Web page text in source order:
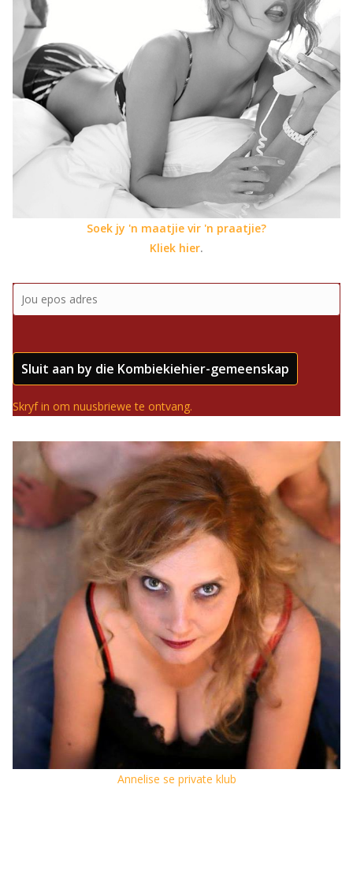
Soek jy 'n maatjie vir 'n praatjie?
Kliek hier.
Sluit aan by die Kombiekiehier-gemeenskap
Skryf in om nuusbriewe te ontvang.
Annelise se private klub